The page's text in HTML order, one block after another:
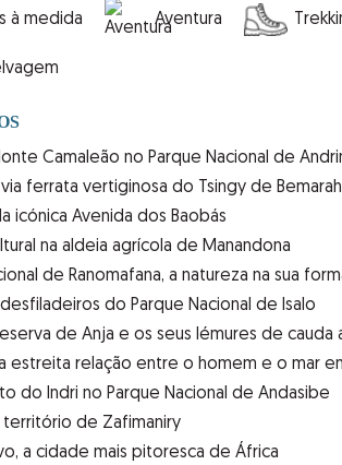
à medida Aventura
Camaleão no Parque Nacional de
ferrata vertiginosa do Tsingy de
icónica Avenida dos Baobás
na aldeia agrícola de Manandona
de Ranomafana, a natureza na sua
do Parque Nacional de Isalo
de Anja e os seus lémures de cauda
estreita relação entre o homem e o mar
do Indri no Parque Nacional de Andasibe
território de Zafimaniry
a cidade mais pitoresca de África